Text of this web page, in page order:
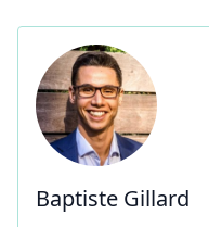
Baptiste Gillard